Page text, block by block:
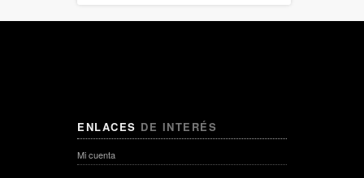
ENLACES DE INTERÉS
Mi cuenta